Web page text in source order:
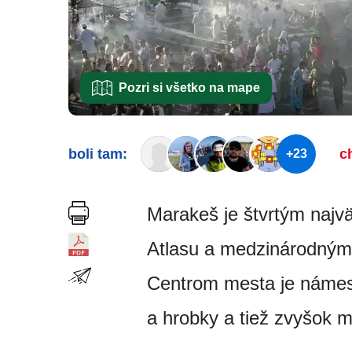
Pozri si všetko na mape
boli tam: +23
Marakeš je štvrtým
Atlasu a
Centrom mesta je
a hrobky a tiež zvyšok